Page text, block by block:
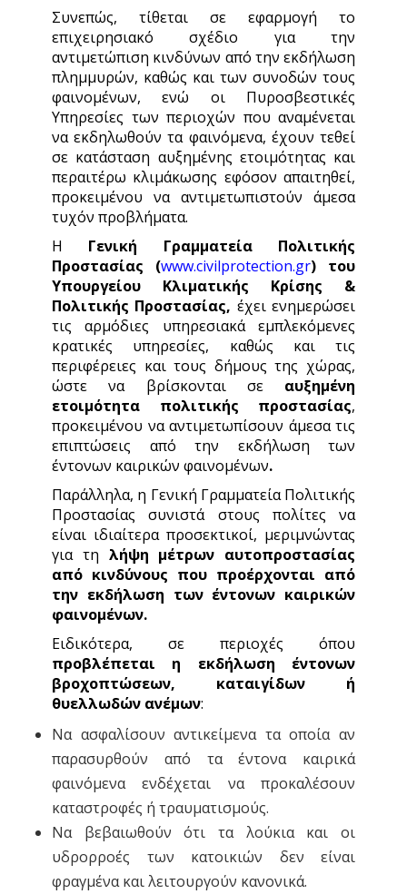
Συνεπώς, τίθεται σε εφαρμογή το
επιχειρησιακό σχέδιο για την
αντιμετώπιση κινδύνων από την εκδήλωση
πλημμυρών, καθώς και των συνοδών τους
φαινομένων, ενώ οι Πυροσβεστικές
Υπηρεσίες των περιοχών που αναμένεται
να εκδηλωθούν τα φαινόμενα, έχουν τεθεί
σε κατάσταση αυξημένης ετοιμότητας και
περαιτέρω κλιμάκωσης εφόσον απαιτηθεί,
προκειμένου να αντιμετωπιστούν άμεσα
τυχόν προβλήματα.
Η Γενική Γραμματεία Πολιτικής
Προστασίας (www.civilprotection.gr)
του
Υπουργείου Κλιματικής Κρίσης &
Πολιτικής Προστασίας, έχει ενημερώσει
τις αρμόδιες υπηρεσιακά εμπλεκόμενες
κρατικές υπηρεσίες, καθώς και τις
περιφέρειες και τους δήμους της χώρας,
ώστε να βρίσκονται σε αυξημένη
ετοιμότητα πολιτικής προστασίας,
προκειμένου να αντιμετωπίσουν άμεσα τις
επιπτώσεις από την εκδήλωση των
έντονων καιρικών φαινομένων.
Παράλληλα, η Γενική Γραμματεία Πολιτικής
Προστασίας συνιστά στους πολίτες να
είναι ιδιαίτερα προσεκτικοί, μεριμνώντας
για τη λήψη μέτρων αυτοπροστασίας
από κινδύνους που προέρχονται από
την εκδήλωση των έντονων καιρικών
φαινομένων.
Ειδικότερα, σε περιοχές όπου
προβλέπεται η εκδήλωση έντονων
βροχοπτώσεων, καταιγίδων ή
θυελλωδών ανέμων:
Να ασφαλίσουν αντικείμενα τα οποία αν
παρασυρθούν από τα έντονα καιρικά
φαινόμενα ενδέχεται να προκαλέσουν
καταστροφές ή τραυματισμούς.
Να βεβαιωθούν ότι τα λούκια και οι
υδρορροές των κατοικιών δεν είναι
φραγμένα και λειτουργούν κανονικά.